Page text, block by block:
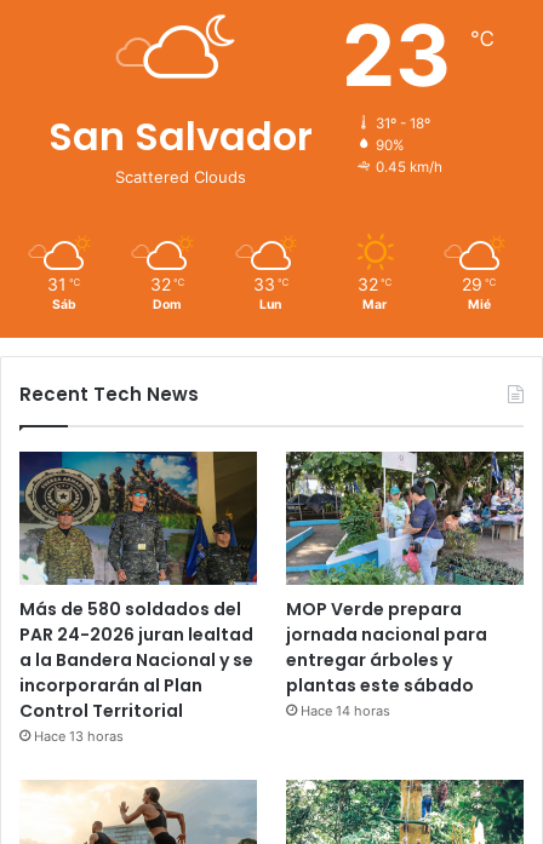
San Salvador
Scattered Clouds
23 ℃
31º - 18º
90%
0.45 km/h
31 ℃
Sáb
32 ℃
Dom
33 ℃
Lun
32 ℃
Mar
29 ℃
Mié
Recent Tech News
Más de 580 soldados del
PAR 24-2026 juran lealtad
a la Bandera Nacional y se
incorporarán al Plan
Control Territorial
Hace 13 horas
MOP Verde prepara
jornada nacional para
entregar árboles y
plantas este sábado
Hace 14 horas